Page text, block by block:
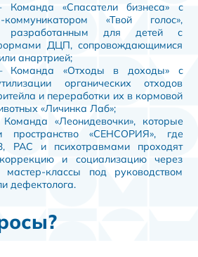
«Спасатели бизнеса» с
коммуникатором «Твой голос»,
разработанным для детей с
ДЦП, сопровождающимися
анартрией;
«Отходы в доходы» с
органических отходов
и переработки их в кормовой
«Личинка Лаб»;
«Леонидевочки», которые
пространство «СЕНСОРИЯ», где
РАС и психотравмами проходят
и социализацию через
мастер-классы под руководством
дефектолога.